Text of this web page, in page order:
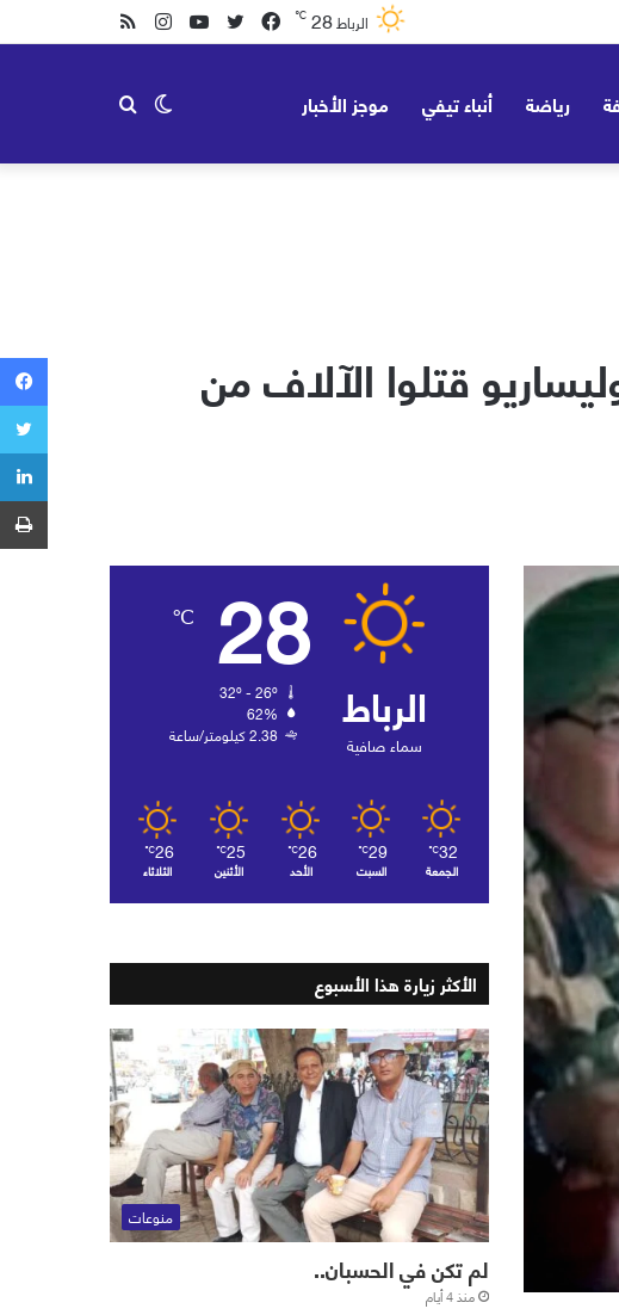
RSS
انستقرام يوتيوب تويتر
فيسبوك الرباط28
℃
رياضة أنباء تيفي موجز الأخبار الوضع
قتلوا الآلاف من
الرباط
سماء صافية
28
℃
62%
2.38 كيلومتر/ساعة
32
℃
الجمعة
29
℃
السبت
26
℃
الأحد
25
℃
الأثنين
26
℃
الثلاثاء
الأكثر زيارة هذا الأسبوع
منوعات
لم تكن في الحسبان..
منذ 4 أيام